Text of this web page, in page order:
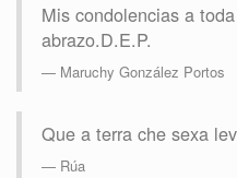
Mis condolencias a
abrazo.D.E.P.
Maruchy González Portos
Que a terra che sexa
Rúa